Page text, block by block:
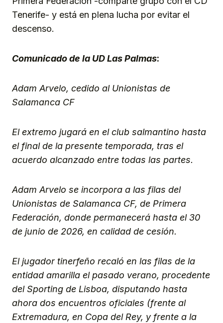
Tenerife- y está en plena lucha por evitar el
descenso.
Comunicado de la UD Las Palmas:
Adam Arvelo, cedido al Unionistas de
Salamanca CF
El extremo jugará en el club salmantino hasta
el final de la presente temporada, tras el
acuerdo alcanzado entre todas las partes.
Adam Arvelo se incorpora a las filas del
Unionistas de Salamanca CF, de Primera
Federación, donde permanecerá hasta el 30
de junio de 2026, en calidad de cesión.
El jugador tinerfeño recaló en las filas de la
entidad amarilla el pasado verano, procedente
del Sporting de Lisboa, disputando hasta
ahora dos encuentros oficiales (frente al
Extremadura, en Copa del Rey, y frente a la